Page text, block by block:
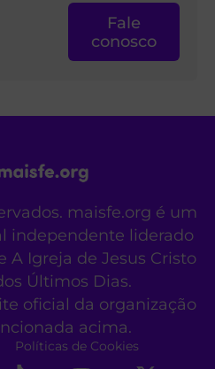
Fale
conosco
maisfe.org é um
independente liderado
A Igreja de Jesus Cristo
Últimos Dias.
oficial da organização
acima.
Políticas de Cookies